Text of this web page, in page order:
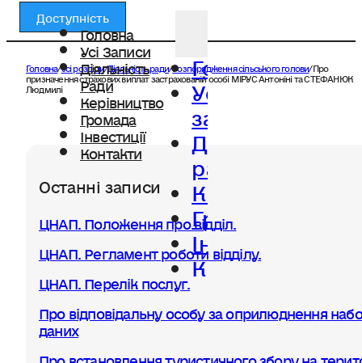
Головна
Усі Записи
Діяльність
Ради
Керівництво
Громада
Інвестиції
Контакти
Головна
Усі
записи
Діяльність
ради
Керівництво
Громада
Інвестиції
Контакти
Доступність
Головна/Усі розділи/Діяльність ради/Розпорядження сільського голови/Про
призначення страхових виплат застрахованій особі МІРУС Антоніні та СТЕФАНЮК
Людмилі
Останні записи
ЦНАП. Положення про відділ.
ЦНАП. Регламент роботи відділу.
ЦНАП. Перелік послуг.
Про відповідальну особу за оприлюднення
даних
Про встановлення туристичного збору на